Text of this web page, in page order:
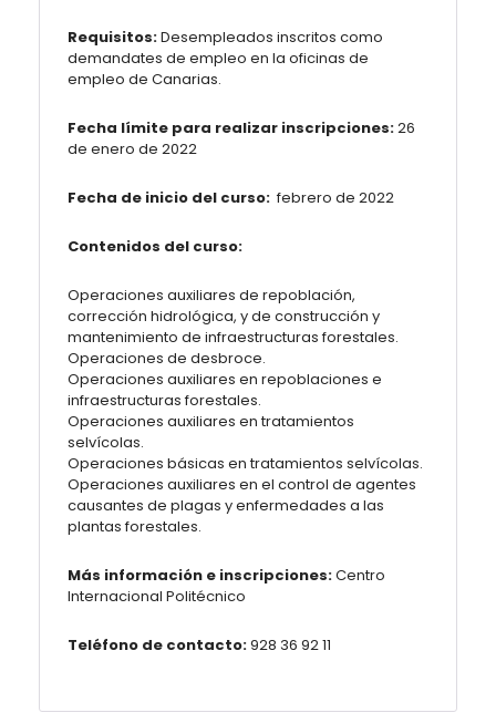
Requisitos:Desempleados inscritos como
demandates de empleo en la oficinas de
empleo de Canarias.
Fecha límite para realizar inscripciones:26
de enero de 2022
Fecha de inicio del curso: febrero de 2022
Contenidos del curso:
Operaciones auxiliares de repoblación,
corrección hidrológica, y de construcción y
mantenimiento de infraestructuras forestales.
Operaciones de desbroce.
Operaciones auxiliares en repoblaciones e
infraestructuras forestales.
Operaciones auxiliares en tratamientos
selvícolas.
Operaciones básicas en tratamientos selvícolas.
Operaciones auxiliares en el control de agentes
causantes de plagas y enfermedades a las
plantas forestales.
Más información e inscripciones:Centro
Internacional Politécnico
Teléfono de contacto:928 36 92 11